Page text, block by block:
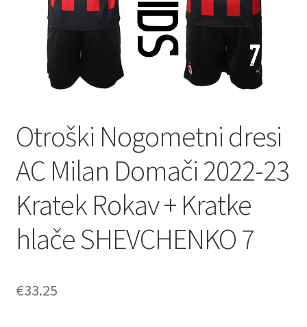
Otroški Nogometni dresi
AC Milan Domači 2022-23
Kratek Rokav + Kratke
hlače SHEVCHENKO 7
€33.25